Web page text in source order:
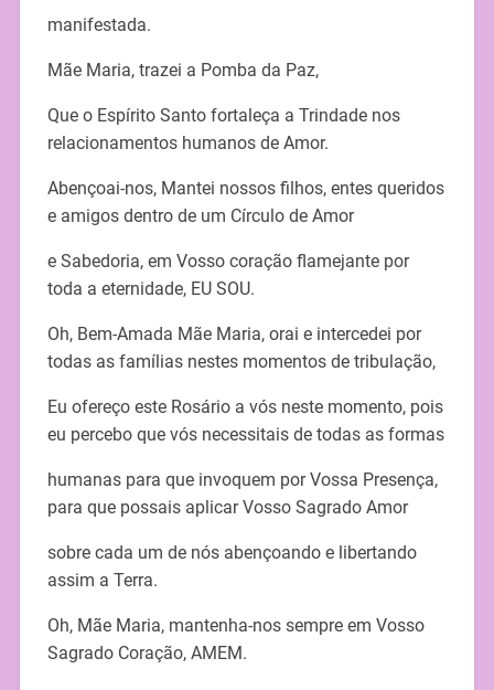
manifestada.
Mãe Maria, trazei a Pomba da Paz,
Que o Espírito Santo fortaleça a Trindade nos
relacionamentos humanos de Amor.
Abençoai-nos, Mantei nossos filhos, entes queridos
e amigos dentro de um Círculo de Amor
e Sabedoria, em Vosso coração flamejante por
toda a eternidade, EU SOU.
Oh, Bem-Amada Mãe Maria, orai e intercedei por
todas as famílias nestes momentos de tribulação,
Eu ofereço este Rosário a vós neste momento, pois
eu percebo que vós necessitais de todas as formas
humanas para que invoquem por Vossa Presença,
para que possais aplicar Vosso Sagrado Amor
sobre cada um de nós abençoando e libertando
assim a Terra.
Oh, Mãe Maria, mantenha-nos sempre em Vosso
Sagrado Coração, AMEM.